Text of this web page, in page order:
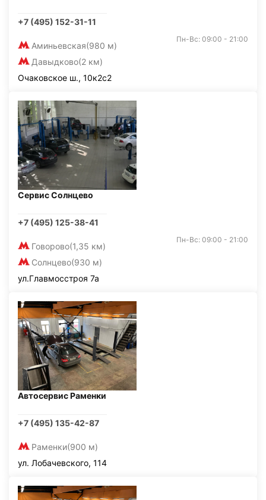
+7 (495) 152-31-11
Аминьевская(980 м)
Давыдково(2 км)
Пн-Вс: 09:00 - 21:00
Очаковское ш., 10к2с2
Сервис Солнцево
+7 (495) 125-38-41
Говорово(1,35 км)
Солнцево(930 м)
Пн-Вс: 09:00 - 21:00
ул.Главмосстроя 7а
Автосервис Раменки
+7 (495) 135-42-87
Раменки(900 м)
ул. Лобачевского, 114